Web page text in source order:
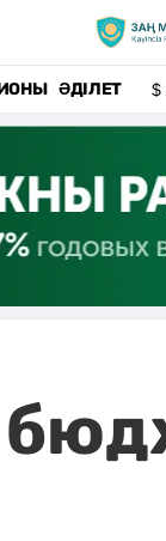
ӘДІЛЕТ $